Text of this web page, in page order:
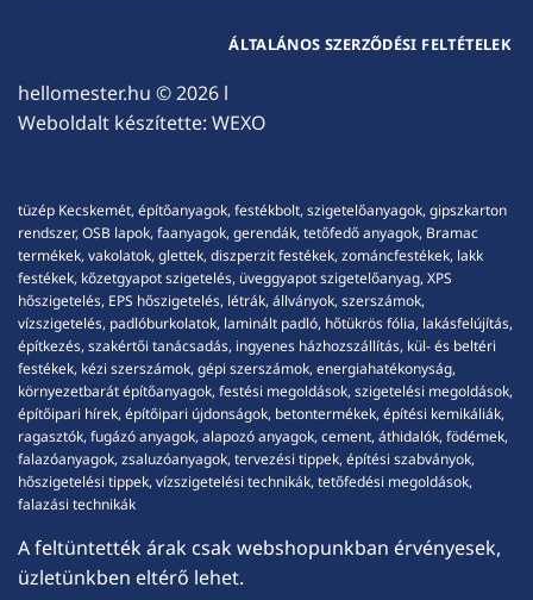
hellomester.hu © 2026 l
Weboldalt készítette: WEXO
ÁLTALÁNOS SZERZŐDÉSI FELTÉTELEK
tüzép Kecskemét, építőanyagok, festékbolt, szigetelőanyagok, gipszkarton
rendszer, OSB lapok, faanyagok, gerendák, tetőfedő anyagok, Bramac
termékek, vakolatok, glettek, diszperzit festékek, zománcfestékek, lakk
festékek, kőzetgyapot szigetelés, üveggyapot szigetelőanyag, XPS
hőszigetelés, EPS hőszigetelés, létrák, állványok, szerszámok,
vízszigetelés, padlóburkolatok, laminált padló, hőtükrös fólia, lakásfelújítás,
építkezés, szakértői tanácsadás, ingyenes házhozszállítás, kül- és beltéri
festékek, kézi szerszámok, gépi szerszámok, energiahatékonyság,
környezetbarát építőanyagok, festési megoldások, szigetelési megoldások,
építőipari hírek, építőipari újdonságok, betontermékek, építési kemikáliák,
ragasztók, fugázó anyagok, alapozó anyagok, cement, áthidalók, födémek,
falazóanyagok, zsaluzóanyagok, tervezési tippek, építési szabványok,
hőszigetelési tippek, vízszigetelési technikák, tetőfedési megoldások,
falazási technikák
A feltüntették árak csak webshopunkban érvényesek,
üzletünkben eltérő lehet.